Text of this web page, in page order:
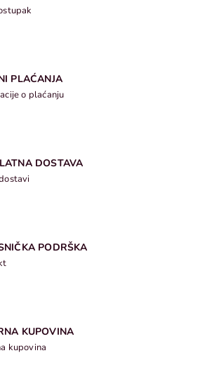
PLAĆANJA
o plaćanju
DOSTAVA
PODRŠKA
KUPOVINA
kupovina